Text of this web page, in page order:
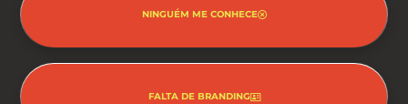
NINGUÉM ME CONHECE
FALTA DE BRANDING